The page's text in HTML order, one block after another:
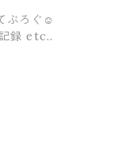
ぶろぐ☺︎
録 etc..